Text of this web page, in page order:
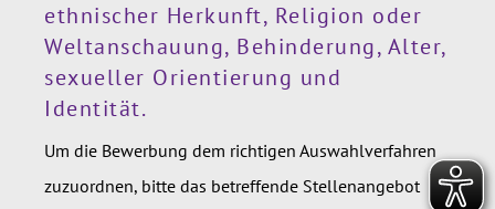
ethnischer Herkunft, Religion oder
Weltanschauung, Behinderung, Alter,
sexueller Orientierung und
Identität.
Um die Bewerbung dem richtigen Auswahlverfahren
zuzuordnen, bitte das betreffende Stellenangebot